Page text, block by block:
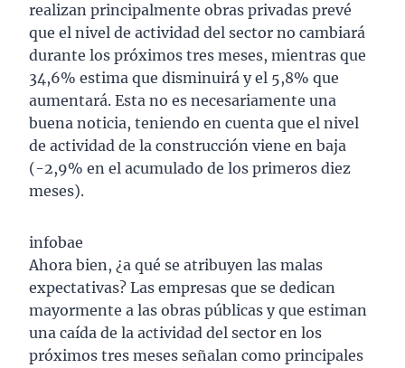
realizan principalmente obras privadas prevé
que el nivel de actividad del sector no cambiará
durante los próximos tres meses, mientras que
34,6% estima que disminuirá y el 5,8% que
aumentará. Esta no es necesariamente una
buena noticia, teniendo en cuenta que el nivel
de actividad de la construcción viene en baja
(-2,9% en el acumulado de los primeros diez
meses).
infobae
Ahora bien, ¿a qué se atribuyen las malas
expectativas? Las empresas que se dedican
mayormente a las obras públicas y que estiman
una caída de la actividad del sector en los
próximos tres meses señalan como principales